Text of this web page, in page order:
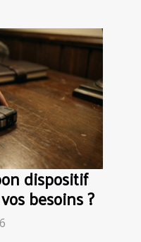
dispositif
besoins ?